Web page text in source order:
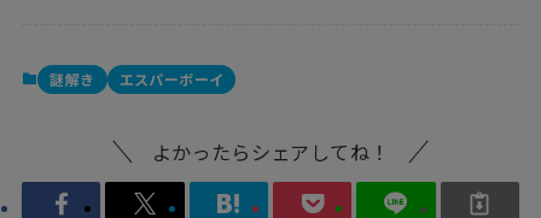
謎解き エスパーボーイ
よかったらシェアしてね！